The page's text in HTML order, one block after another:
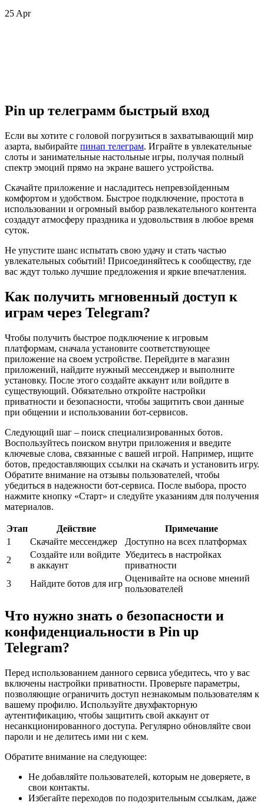
25 Apr
Pin up телеграмм быстрый вход
Если вы хотите с головой погрузиться в захватывающий мир
азарта, выбирайте пинап телеграм. Играйте в увлекательные
слоты и занимательные настольные игры, получая полный
спектр эмоций прямо на экране вашего устройства.
Скачайте приложение и насладитесь непревзойденным
комфортом и удобством. Быстрое подключение, простота в
использовании и огромный выбор развлекательного контента
создадут атмосферу праздника и удовольствия в любое время
суток.
Не упустите шанс испытать свою удачу и стать частью
увлекательных событий! Присоединяйтесь к сообществу, где
вас ждут только лучшие предложения и яркие впечатления.
Как получить мгновенный доступ к
играм через Telegram?
Чтобы получить быстрое подключение к игровым
платформам, сначала установите соответствующее
приложение на своем устройстве. Перейдите в магазин
приложений, найдите нужный мессенджер и выполните
установку. После этого создайте аккаунт или войдите в
существующий. Обязательно откройте настройки
приватности и безопасности, чтобы защитить свои данные
при общении и использовании бот-сервисов.
Следующий шаг – поиск специализированных ботов.
Воспользуйтесь поиском внутри приложения и введите
ключевые слова, связанные с вашей игрой. Например, ищите
ботов, предоставляющих ссылки на скачать и установить игру.
Обратите внимание на отзывы пользователей, чтобы
убедиться в надежности бот-сервиса. После выбора, просто
нажмите кнопку «Старт» и следуйте указаниям для получения
материалов.
Этап Действие
Примечание
1
Скачайте мессенджер
Доступно на всех платформах
2
Создайте или войдите
в аккаунт
Убедитесь в настройках
приватности
3
Найдите ботов для игр
Оценивайте на основе мнений
пользователей
Что нужно знать о безопасности и
конфиденциальности в Pin up
Telegram?
Перед использованием данного сервиса убедитесь, что у вас
включены настройки приватности. Проверьте параметры,
позволяющие ограничить доступ незнакомым пользователям к
вашему профилю. Используйте двухфакторную
аутентификацию, чтобы защитить свой аккаунт от
несанкционированного доступа. Регулярно обновляйте свои
пароли и не делитесь ими ни с кем.
Обратите внимание на следующее:
Не добавляйте пользователей, которым не доверяете, в
свои контакты.
Избегайте переходов по подозрительным ссылкам, даже